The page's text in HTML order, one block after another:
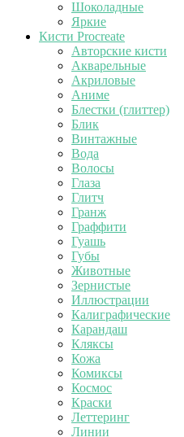
Шоколадные
Яркие
Кисти Procreate
Авторские кисти
Акварельные
Акриловые
Аниме
Блестки (глиттер)
Блик
Винтажные
Вода
Волосы
Глаза
Глитч
Гранж
Граффити
Гуашь
Губы
Животные
Зернистые
Иллюстрации
Калиграфические
Карандаш
Кляксы
Кожа
Комиксы
Космос
Краски
Леттеринг
Линии